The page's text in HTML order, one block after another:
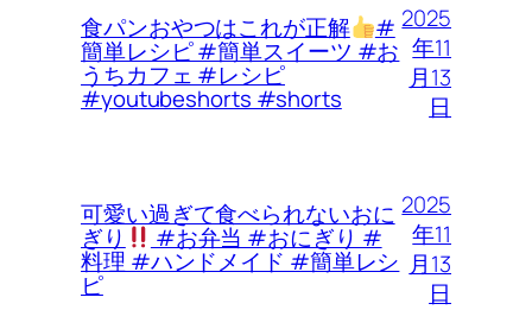
食パンおやつはこれが正解 #
簡単レシピ #簡単スイーツ #お
うちカフェ #レシピ
#youtubeshorts #shorts
2025
年11
月13
日
可愛い過ぎて食べられないおに
ぎり #お弁当 #おにぎり #
料理 #ハンドメイド #簡単レシ
ピ
2025
年11
月13
日